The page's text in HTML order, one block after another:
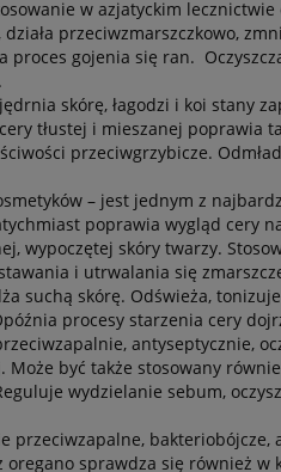
w azjatyckim
przeciwzmarszczkowo,
proces gojenia się ran.
skórę, łagodzi i koi stany
tłustej i mieszanej poprawia
przeciwgrzybicze.
– jest jednym z
poprawia wygląd cery
wypoczętej skóry twarzy.
i utrwalania się
suchą skórę. Odświeża,
procesy starzenia cery
antyseptycznie,
Może być także stosowany
wydzielanie sebum,
przeciwzapalne,
sprawdza się również